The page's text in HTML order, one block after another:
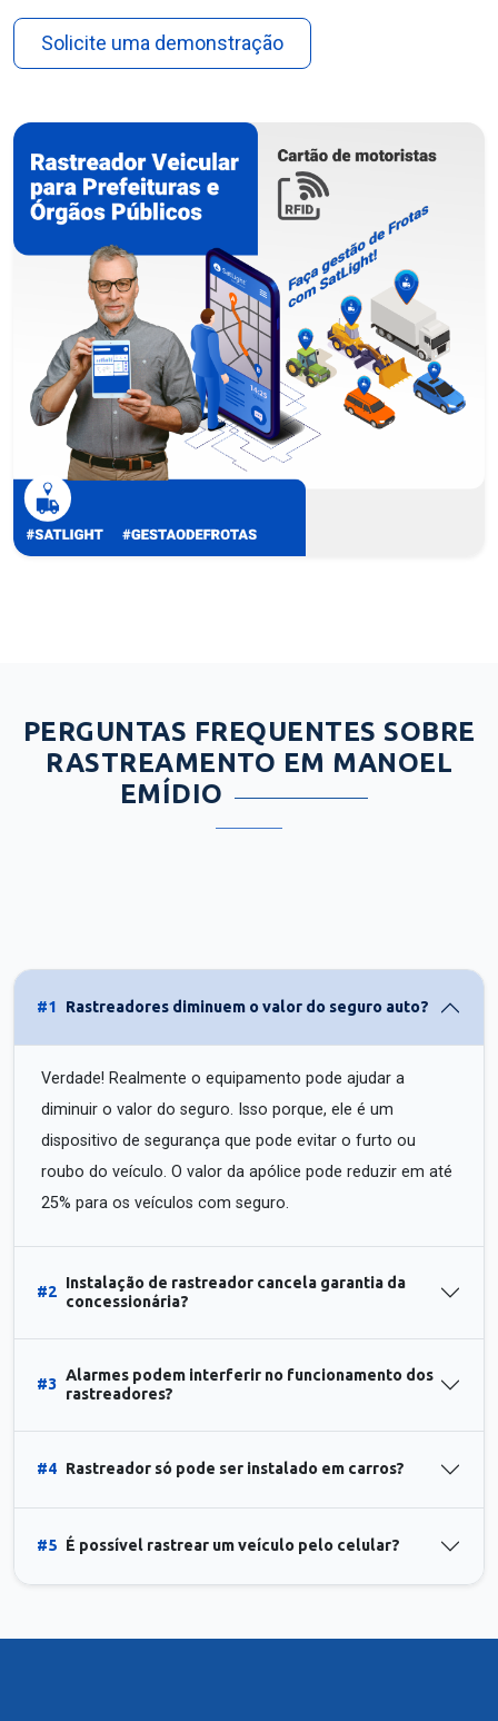
Solicite uma demonstração
PERGUNTAS FREQUENTES SOBRE
RASTREAMENTO EM MANOEL
EMÍDIO
#1 Rastreadores diminuem o valor do seguro auto?
Verdade! Realmente o equipamento pode ajudar a
diminuir o valor do seguro. Isso porque, ele é um
dispositivo de segurança que pode evitar o furto ou
roubo do veículo. O valor da apólice pode reduzir em até
25% para os veículos com seguro.
#2
Instalação de rastreador cancela garantia da
concessionária?
#3
Alarmes podem interferir no funcionamento dos
rastreadores?
#4 Rastreador só pode ser instalado em carros?
#5 É possível rastrear um veículo pelo celular?